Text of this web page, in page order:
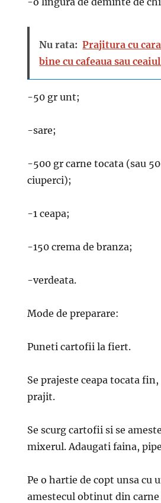
Nu rata: Prajitura cu
bine cu cafeaua sau
-50 gr unt;
-sare;
-500 gr carne tocata (sau
ciuperci);
-1 ceapa;
-150 crema de branza;
-verdeata.
Mode de preparare:
Puneti cartofii la fiert.
Se prajeste ceapa tocata
prajit.
Se scurg cartofii si se
mixerul. Adaugati faina,
Pe o hartie de copt unsa cu
amestecul obtinut din carne